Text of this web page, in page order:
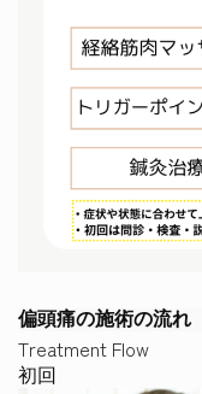
偏頭痛の施術の流れ
Treatment Flow
初回